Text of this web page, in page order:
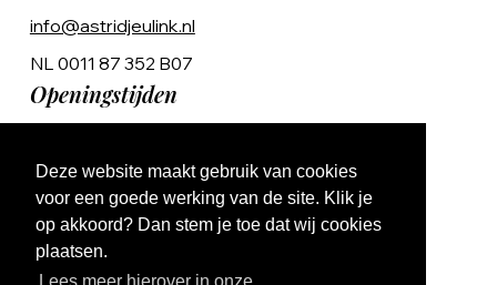
Deze website maakt gebruik van cookies
voor een goede werking van de site. Klik je
op akkoord? Dan stem je toe dat wij cookies
plaatsen.
info@astridjeulink.nl
NL 0011 87 352 B07
Openingstijden
Ma t/m Vr 9:00 - 17:00